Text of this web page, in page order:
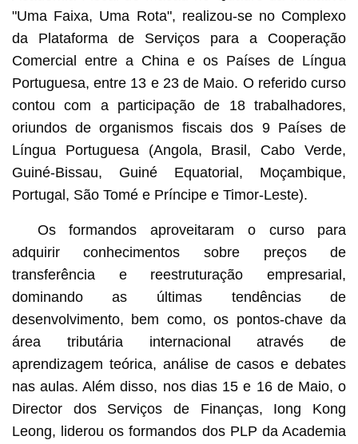
"Uma Faixa, Uma Rota", realizou-se no Complexo
da Plataforma de Serviços para a Cooperação
Comercial entre a China e os Países de Língua
Portuguesa, entre 13 e 23 de Maio. O referido curso
contou com a participação de 18 trabalhadores,
oriundos de organismos fiscais dos 9 Países de
Língua Portuguesa (Angola, Brasil, Cabo Verde,
Guiné-Bissau, Guiné Equatorial, Moçambique,
Portugal, São Tomé e Príncipe e Timor-Leste).
Os formandos aproveitaram o curso para
adquirir conhecimentos sobre preços de
transferência e reestruturação empresarial,
dominando as últimas tendências de
desenvolvimento, bem como, os pontos-chave da
área tributária internacional através de
aprendizagem teórica, análise de casos e debates
nas aulas. Além disso, nos dias 15 e 16 de Maio, o
Director dos Serviços de Finanças, Iong Kong
Leong, liderou os formandos dos PLP da Academia